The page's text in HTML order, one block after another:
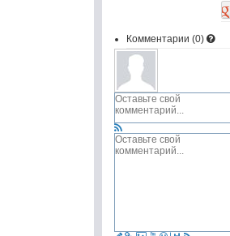
Комментарии (0)